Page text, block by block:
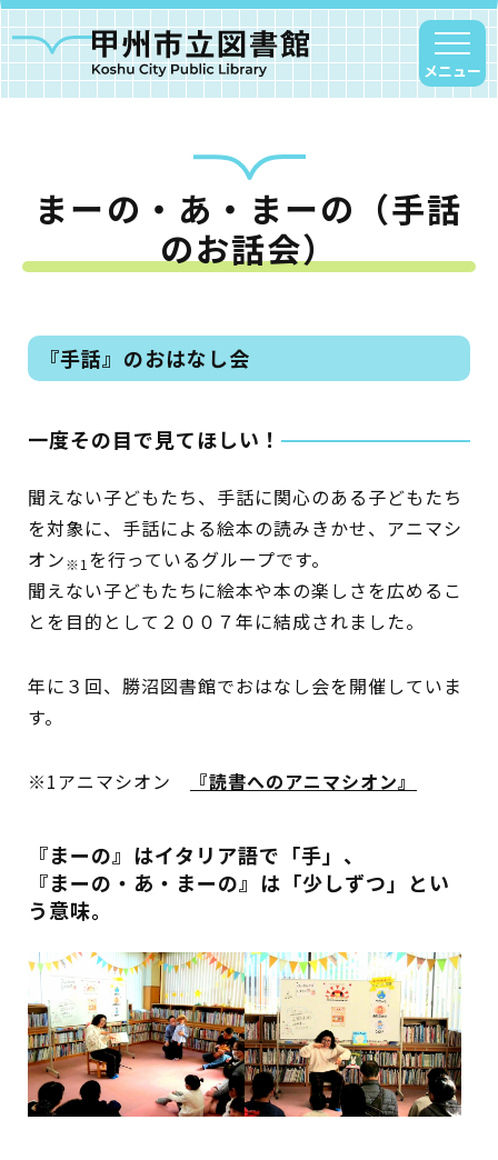
メニュー
まーの・あ・まーの（手話
のお話会）
『手話』のおはなし会
一度その目で見てほしい！
聞えない子どもたち、手話に関心のある子どもたち
を対象に、手話による絵本の読みきかせ、アニマシ
オン※1 を行っているグループです。
聞えない子どもたちに絵本や本の楽しさを広めるこ
とを目的として２００７年に結成されました。
年に３回、勝沼図書館でおはなし会を開催していま
す。
※1アニマシオン 『読書へのアニマシオン』
『まーの』はイタリア語で「手」、
『まーの・あ・まーの』は「少しずつ」とい
う意味。
甲州市図書館について
勝沼図書館
大和図書館
甘草屋敷子ども図書館
読書アニマシオン
お知らせ
イベント
図書館地図PDF
マンガ「雨宮敬二郎」
利用案内
インターネットサービス
蔵書検索・マイページ